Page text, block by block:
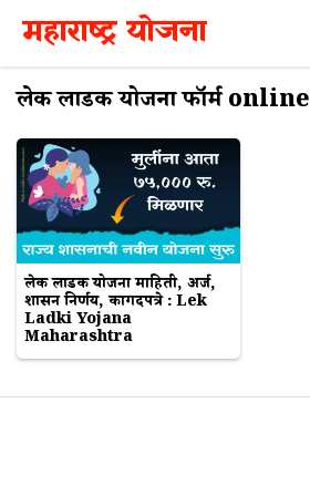
Skip
content
महाराष्ट्र योजना
लेक लाडकी योजना फॉर्म online
लेक लाडकी योजना माहिती, अर्ज,
शासन निर्णय, कागदपत्रे : Lek
Ladki Yojana
Maharashtra